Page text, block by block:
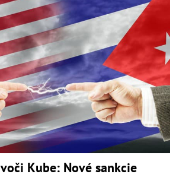
Kube: Nové sankcie